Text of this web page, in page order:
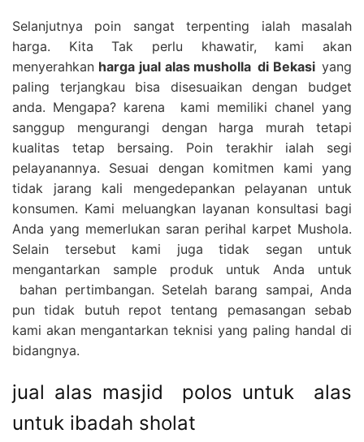
Selanjutnya poin sangat terpenting ialah masalah
harga. Kita Tak perlu khawatir, kami akan
menyerahkan harga jual alas musholla di Bekasiyang
paling terjangkau bisa disesuaikan dengan budget
anda. Mengapa? karena kami memiliki chanel yang
sanggup mengurangi dengan harga murah tetapi
kualitas tetap bersaing. Poin terakhir ialah segi
pelayanannya. Sesuai dengan komitmen kami yang
tidak jarang kali mengedepankan pelayanan untuk
konsumen. Kami meluangkan layanan konsultasi bagi
Anda yang memerlukan saran perihal karpet Mushola.
Selain tersebut kami juga tidak segan untuk
mengantarkan sample produk untuk Anda untuk
bahan pertimbangan. Setelah barang sampai, Anda
pun tidak butuh repot tentang pemasangan sebab
kami akan mengantarkan teknisi yang paling handal di
bidangnya.
jual alas masjid polos untuk alas
untuk ibadah sholat